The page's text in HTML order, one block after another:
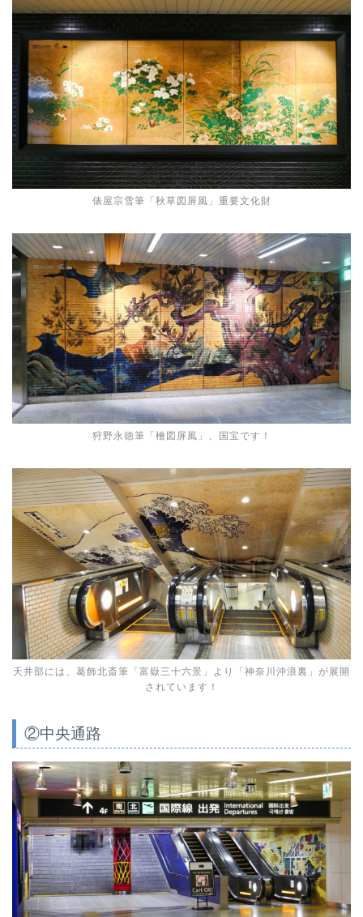
俵屋宗雪筆「秋草図屏風」重要文化財
狩野永徳筆「檜図屏風」、国宝です！
天井部には、葛飾北斎筆「富嶽三十六景」より「神奈川沖浪裏」が展開
されています！
②中央通路